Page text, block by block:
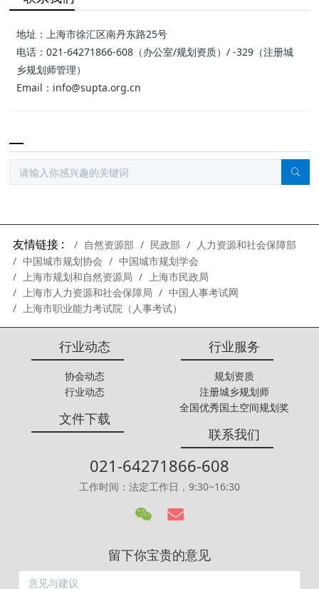
地址：上海市徐汇区南丹东路25号
电话：021-64271866-608（办公室/规划资质）/ -329（注册城
乡规划师管理）
Email：info@supta.org.cn
友情链接 : 自然资源部 民政部
人力资源和社会保障部
中国城市规划协会
中国城市规划学会
上海市规划和自然资源局
上海市民政局
上海市人力资源和社会保障局
中国人事考试网
上海市职业能力考试院（人事考试）
行业动态
协会动态
行业动态
行业服务
规划资质
注册城乡规划师
全国优秀国土空间规划奖
文件下载
联系我们
021-64271866-608
工作时间：法定工作日，9:30~16:30
留下你宝贵的意见